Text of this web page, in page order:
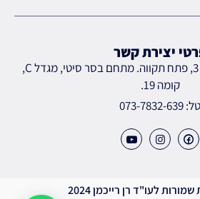
יצירת קשר
כתובתנו: תוצרת הארץ 3, פתח תקווה. מתחם בסר סיטי, מגדל C,
קומה 19.
טל: 073-7832-639
לעו"ד רן רייכמן 2024